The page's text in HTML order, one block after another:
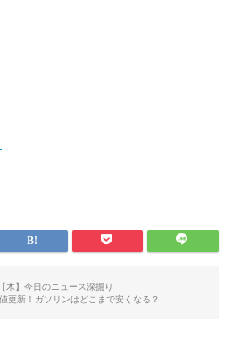
【木】今日のニュース深掘り
更新！ガソリンはどこまで安くなる？